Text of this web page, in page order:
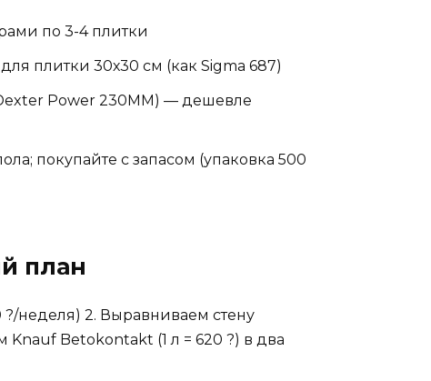
по 3-4 плитки
плитки 30х30 см (как Sigma 687)
Power 230MM) — дешевле
покупайте с запасом (упаковка 500
план
неделя) 2. Выравниваем стену
Knauf Betokontakt (1 л = 620 ?) в два